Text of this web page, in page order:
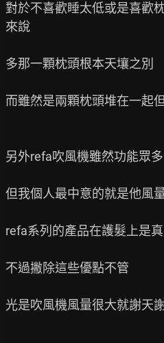
對於不喜歡睡太低或是喜歡
來說
多那一顆枕頭根本天壤之別
而雖然是兩顆枕頭堆在一起
另外refa吹風機雖然功能眾多
但我個人最中意的就是他風
refa系列的產品在護髮上是
不過撇除這些優點不管
光是吹風機風量很大就謝天